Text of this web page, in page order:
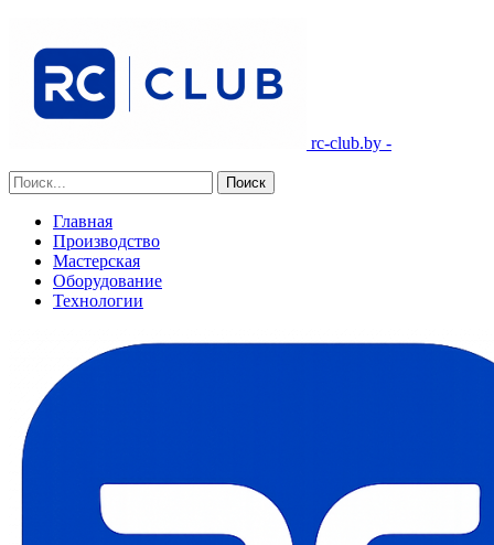
rc-club.by -
Главная
Производство
Мастерская
Оборудование
Технологии